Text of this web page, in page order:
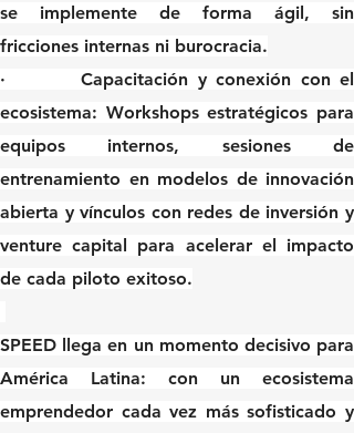
se implemente de forma ágil, sin
fricciones internas ni burocracia.
· Capacitación y conexión con el
ecosistema: Workshops estratégicos para
equipos internos, sesiones de
entrenamiento en modelos de innovación
abierta y vínculos con redes de inversión y
venture capital para acelerar el impacto
de cada piloto exitoso.
SPEED llega en un momento decisivo para
América Latina: con un ecosistema
emprendedor cada vez más sofisticado y